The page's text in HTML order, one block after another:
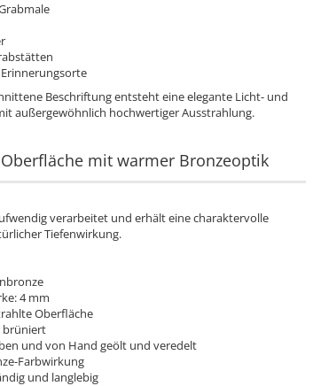
Beschriftung entsteht eine elegante Licht- und
außergewöhnlich hochwertiger Ausstrahlung.
mit warmer Bronzeoptik
verarbeitet und erhält eine charaktervolle
Tiefenwirkung.
4 mm
Oberfläche
brüniert
und von Hand geölt und veredelt
Farbwirkung
und langlebig